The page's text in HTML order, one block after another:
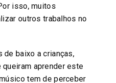
isso, muitos
outros trabalhos no
de baixo a crianças,
aprender este
tem de perceber